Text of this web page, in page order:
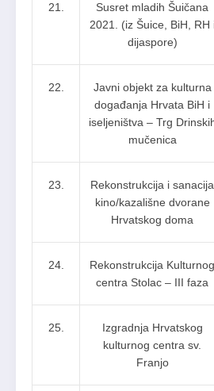
21.
Susret mladih Šuičana
2021. (iz Šuice, BiH, RH
dijaspore)
22.
Javni objekt za kulturna
događanja Hrvata BiH i
iseljeništva – Trg
mučenica
23.
Rekonstrukcija i sanacija
kino/kazališne dvorane
Hrvatskog doma
24.
Rekonstrukcija Kulturnog
centra Stolac – III faza
25.
Izgradnja Hrvatskog
kulturnog centra sv.
Franjo